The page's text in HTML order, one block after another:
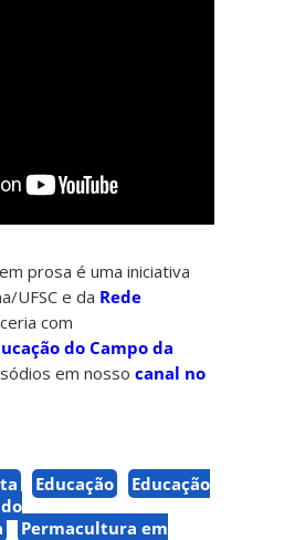
prosa é uma iniciativa
UFSC e da Rede
com
do Campo da
em nossocanal no
Educação
Educação
Permacultura em